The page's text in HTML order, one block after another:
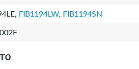
FIB1194LW, FIB1194SN